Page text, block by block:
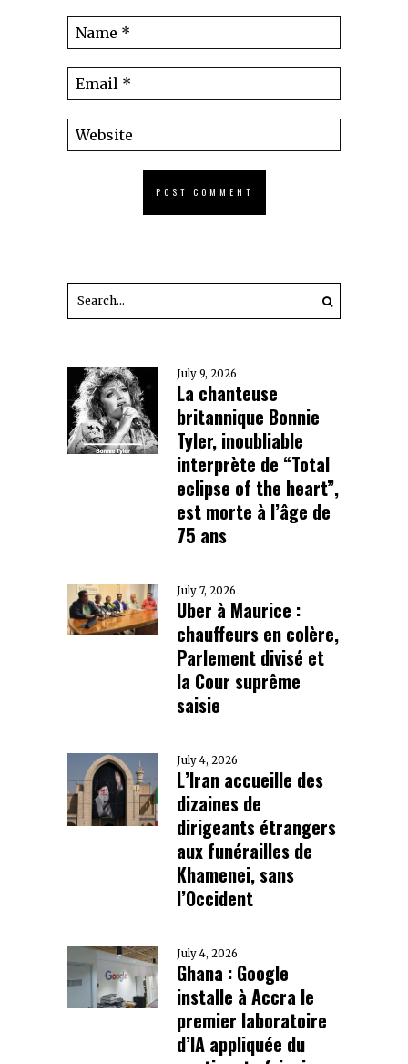
July 9, 2026
La chanteuse
britannique Bonnie
Tyler, inoubliable
interprète de “Total
eclipse of the heart”,
est morte à l’âge de
75 ans
July 7, 2026
Uber à Maurice :
chauffeurs en colère,
Parlement divisé et
la Cour suprême
saisie
July 4, 2026
L’Iran accueille des
dizaines de
dirigeants étrangers
aux funérailles de
Khamenei, sans
l’Occident
July 4, 2026
Ghana : Google
installe à Accra le
premier laboratoire
d’IA appliquée du